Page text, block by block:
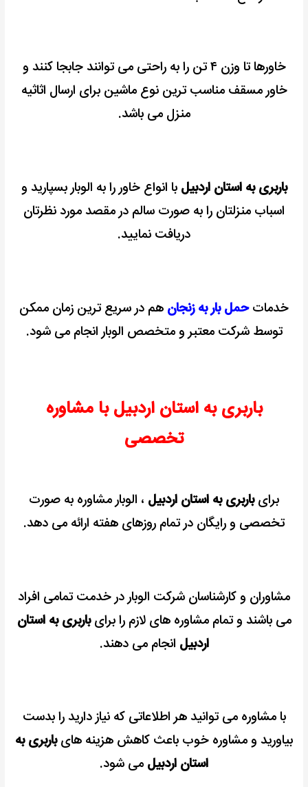
خاورها تا وزن ۴ تن را به راحتی می توانند جابجا کنند و
خاور مسقف مناسب ترین نوع ماشین برای ارسال اثاثیه
منزل می باشد.
باربری به استان اردبیل با انواع خاور را به الوبار بسپارید و
اسباب منزلتان را به صورت سالم در مقصد مورد نظرتان
دریافت نمایید.
خدماتحمل بار به زنجان هم در سریع ترین زمان ممکن
توسط شرکت معتبر و متخصص الوبار انجام می شود.
باربری به استان اردبیل با مشاوره
تخصصی
برایباربری به استان اردبیل ، الوبار مشاوره به صورت
تخصصی و رایگان در تمام روزهای هفته ارائه می دهد.
مشاوران و کارشناسان شرکت الوبار در خدمت تمامی افراد
می باشند و تمام مشاوره های لازم را برایباربری به استان
اردبیل انجام می دهند.
با مشاوره می توانید هر اطلاعاتی که نیاز دارید را بدست
بیاورید و مشاوره خوب باعث کاهش هزینه هایباربری به
استان اردبیل می شود.